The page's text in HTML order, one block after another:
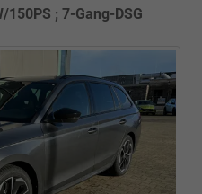
; 7-Gang-DSG